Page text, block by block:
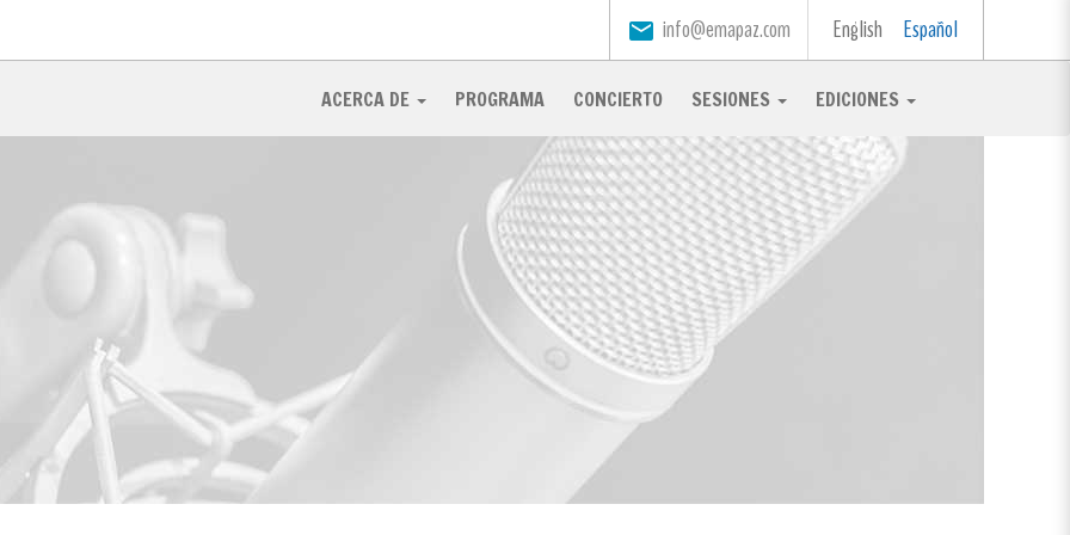
English Español
email info@emapaz.com
ACERCA DE PROGRAMA CONCIERTO SESIONES EDICIONES